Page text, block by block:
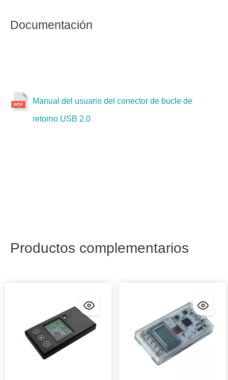
Documentación
Manual del usuario del conector de bucle de
retorno USB 2.0
Productos complementarios